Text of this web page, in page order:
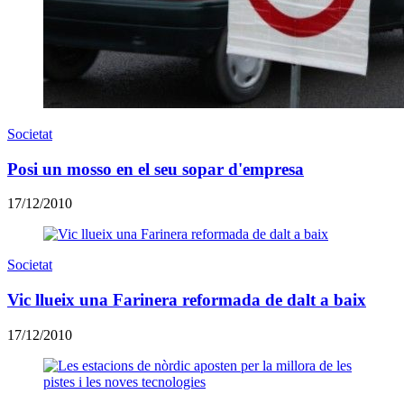
Societat
Posi un mosso en el seu sopar d'empresa
17/12/2010
Societat
Vic llueix una Farinera reformada de dalt a baix
17/12/2010